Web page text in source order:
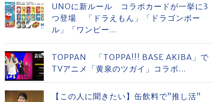
UNOに新ルール コラボカードが一挙に3
つ登場 「ドラえもん」「ドラゴンボー
ル」「ワンピー...
TOPPAN 「TOPPA!!! BASE AKIBA」で
TVアニメ「黄泉のツガイ」コラボ...
【この人に聞きたい】缶飲料で”推し活”